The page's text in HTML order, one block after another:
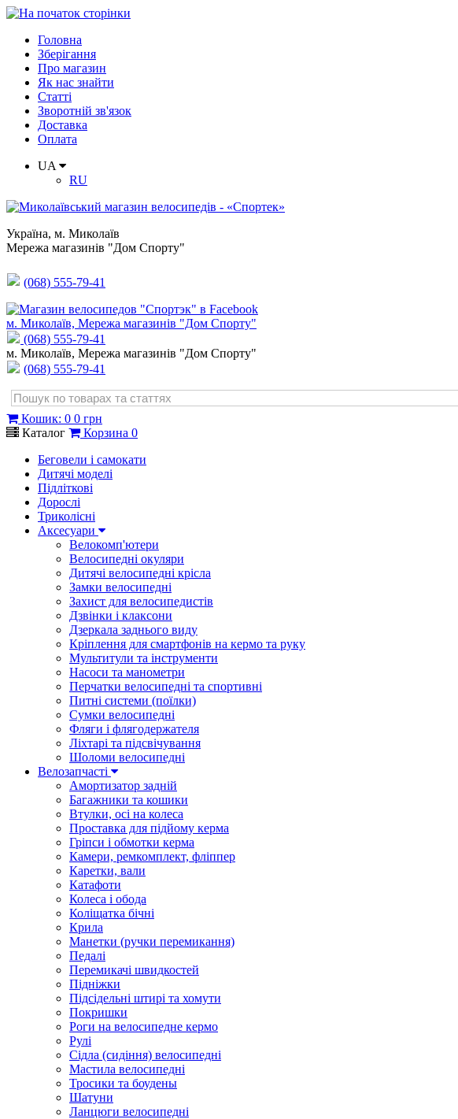
Головна
Зберігання
Про магазин
Як нас знайти
Статті
Зворотній зв'язок
Доставка
Оплата
UA
RU
Україна, м. Миколаїв
Мережа магазинів "Дом Спорту"
(068) 555-79-41
м. Миколаїв, Мережа магазинів "Дом Спорту"
(068) 555-79-41
м. Миколаїв, Мережа магазинів "Дом Спорту"
(068) 555-79-41
Кошик: 0 0 грн
Каталог
Корзина 0
Беговели і самокати
Дитячі моделі
Підліткові
Дорослі
Триколісні
Аксесуари
Велокомп'ютери
Велосипедні окуляри
Дитячі велосипедні крісла
Замки велосипедні
Захист для велосипедистів
Дзвінки і клаксони
Дзеркала заднього виду
Кріплення для смартфонів на кермо та руку
Мультитули та інструменти
Насоси та манометри
Перчатки велосипедні та спортивні
Питні системи (поїлки)
Сумки велосипедні
Фляги і флягодержателя
Ліхтарі та підсвічування
Шоломи велосипедні
Велозапчасті
Амортизатор задній
Багажники та кошики
Втулки, осі на колеса
Проставка для підйому керма
Гріпси і обмотки керма
Камери, ремкомплект, фліппер
Каретки, вали
Катафоти
Колеса і обода
Коліщатка бічні
Крила
Манетки (ручки перемикання)
Педалі
Перемикачі швидкостей
Підніжки
Підсідельні штирі та хомути
Покришки
Роги на велосипедне кермо
Рулі
Сідла (сидіння) велосипедні
Мастила велосипедні
Тросики та боудены
Шатуни
Ланцюги велосипедні